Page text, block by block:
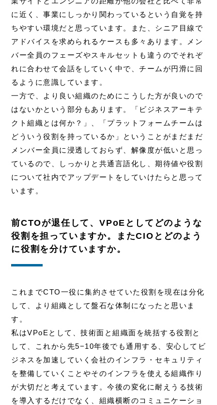
に近く、事業にしっかり関わっているという自覚を持
ちやすい環境だと思っています。また、シニア目線で
アドバイスを求められるケースも多々あります。メン
バー全員のフェーズやスキルセットも違うのでそれぞ
れに合わせて会話をしていく中で、チームが円滑に回
るように意識しています。
一方で、より良い組織のためにこうした方が良いので
はないかという部分もあります。「ビジネスアーキテ
クト組織とは何か？」、「プラットフォームチームは
どういう役割を持っているか」ということがまだまだ
メンバー全員に浸透しておらず、解像度が低いと思っ
ているので、しっかりと共通言語化し、期待値や役割
について社内でアップデートをしていけたらと思って
います。
前CTOが退任して、VPoEとしてどのような
役割を担っていますか。またCIOとどのよう
に役割を分けていますか。
これまでCTO一役に集約させていた役割を現在は分化
して、より組織として盤石な体制になったと思いま
す。
私はVPoEとして、 技術面と組織面を統括する役割と
して、これから先5−10年後でも通用する、安心してビ
ジネスを加速していく会社のインフラ・セキュリティ
を整備していくことやそのインフラを使える組織作り
が大切だと考えています。今後の変化に耐えうる技術
を導入するだけでなく、組織横断のコミュニケーショ